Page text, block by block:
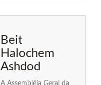
Beit
Halochem
Ashdod
A Assembléia Geral da